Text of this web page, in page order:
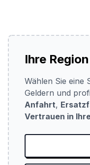
Ihre
Wählen Sie eine
Geldern und
Anfahrt,
Vertrauen in